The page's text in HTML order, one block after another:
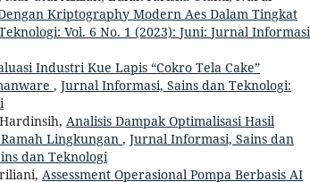
Kriptography Modern Aes Dalam Tingkat
Vol. 6 No. 1 (2023): Juni: Jurnal Informasi
Industri Kue Lapis “Cokro Tela Cake”
, Jurnal Informasi, Sains dan Teknologi:
Analisis Dampak Optimalisasi Hasil
Lingkungan , Jurnal Informasi, Sains dan
dan Teknologi
Assessment Operasional Pompa Berbasis AI